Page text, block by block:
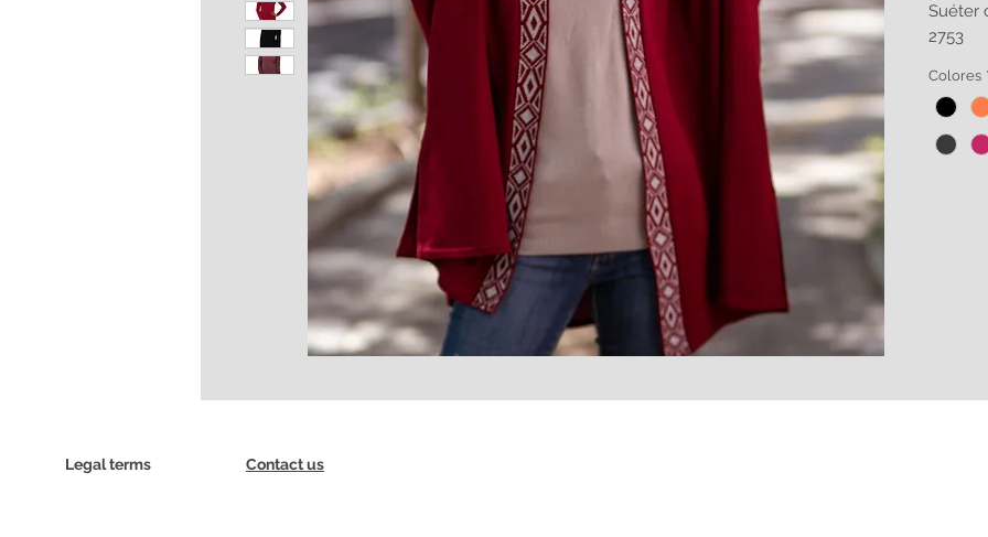
Suéter
2753
Colores
Legal terms Contact us